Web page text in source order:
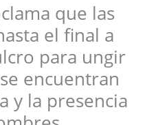
que las
el final a
para ungir
encuentran
y la presencia